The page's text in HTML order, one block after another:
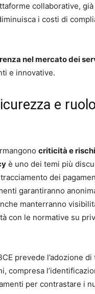
collaborative,
i costi di
nel mercato dei
e innovative.
e
criticità e rischi
è uno dei temi più
dei
garantiranno
manterranno
con le normative su
prevede l’adozione
compresa
per contrastare i